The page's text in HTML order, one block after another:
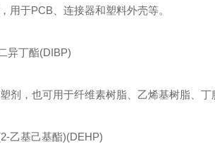
用于PCB、连接器和塑料外壳等。
异丁酯(DIBP)‌
剂，也可用于纤维素树脂、乙烯基树脂、
乙基己基酯)(DEHP)‌